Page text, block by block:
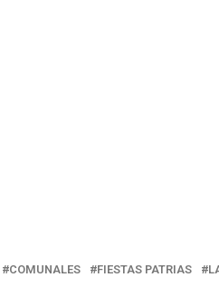
COMUNALES FIESTAS PATRIAS